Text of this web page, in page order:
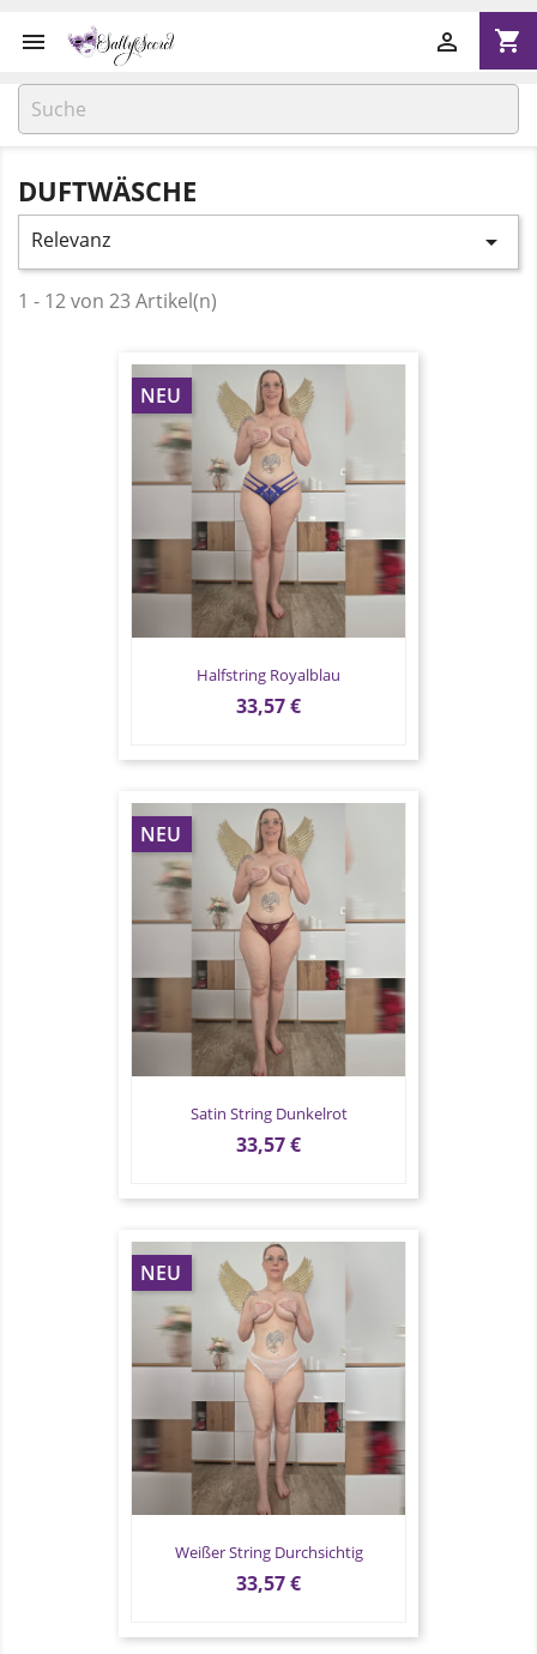
 shopping_cart

DUFTWÄSCHE
Relevanz 
1 - 12 von 23 Artikel(n)
Halfstring Royalblau
Preis
33,57 €
NEU
Satin String Dunkelrot
Preis
33,57 €
NEU
Weißer String Durchsichtig
Preis
33,57 €
NEU